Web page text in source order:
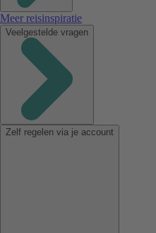
Meer reisinspiratie
Veelgestelde vragen
Zelf regelen via je account